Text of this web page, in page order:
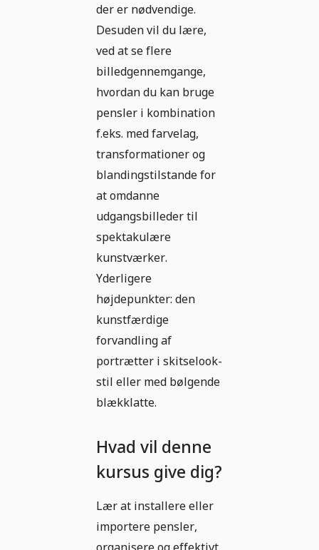
der er nødvendige.
Desuden vil du lære,
ved at se flere
billedgennemgange,
hvordan du kan bruge
pensler i kombination
f.eks. med farvelag,
transformationer og
blandingstilstande for
at omdanne
udgangsbilleder til
spektakulære
kunstværker.
Yderligere
højdepunkter: den
kunstfærdige
forvandling af
portrætter i skitselook-
stil eller med bølgende
blækklatte.
Hvad vil denne
kursus give dig?
Lær at installere eller
importere pensler,